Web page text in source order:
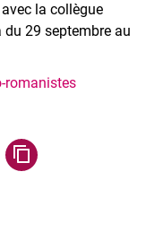
la collègue
29 septembre au
romanistes
via WhatsApp
page via